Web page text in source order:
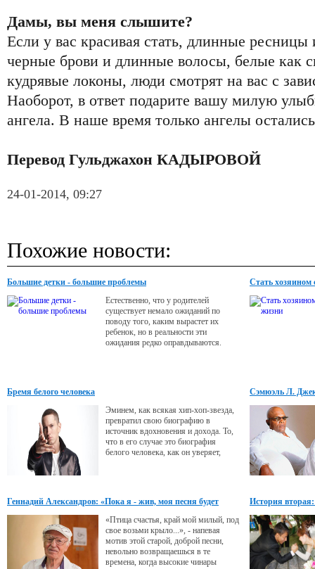
Дамы, вы меня слышите?
Если у вас красивая стать, длинные ресницы
черные брови и длинные волосы, белые как
кудрявые локоны, люди смотрят на вас с
Наоборот, в ответ подарите вашу милую
ангела. В наше время только ангелы
Перевод Гульджахон КАДЫРОВОЙ
24-01-2014, 09:27
Похожие новости:
Большие детки - большие проблемы
Естественно, что у родителей
существует немало ожиданий по
поводу того, каким вырастет их
ребенок, но в реальности эти
ожидания редко оправдываются.
Стать хозяином
Бремя белого человека
Эминем, как всякая хип-хоп-звезда,
превратил свою биографию в
источник вдохновения и дохода. То,
что в его случае это биография
белого человека, как он уверяет,
Сэмюэль Л.
Геннадий Александров: «Пока я - жив, моя песня будет
«Птица счастья, край мой милый, под
свое возьми крыло...», - напевая
мотив этой старой, доброй песни,
невольно возвращаешься в те
времена, когда высокие чинары
История